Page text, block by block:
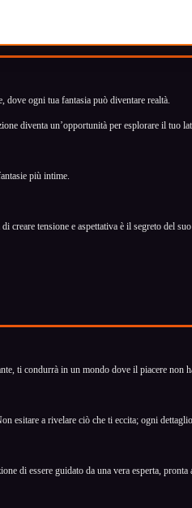
dove ogni tua fantasia può diventare realtà.
diventa un’opportunità per esplorare il tuo
più intime.
creare tensione e aspettativa è il segreto del
ti condurrà in un mondo dove il piacere non
esitare a rivelare ciò che ti eccita; ogni
di essere guidato da una vera esperta,